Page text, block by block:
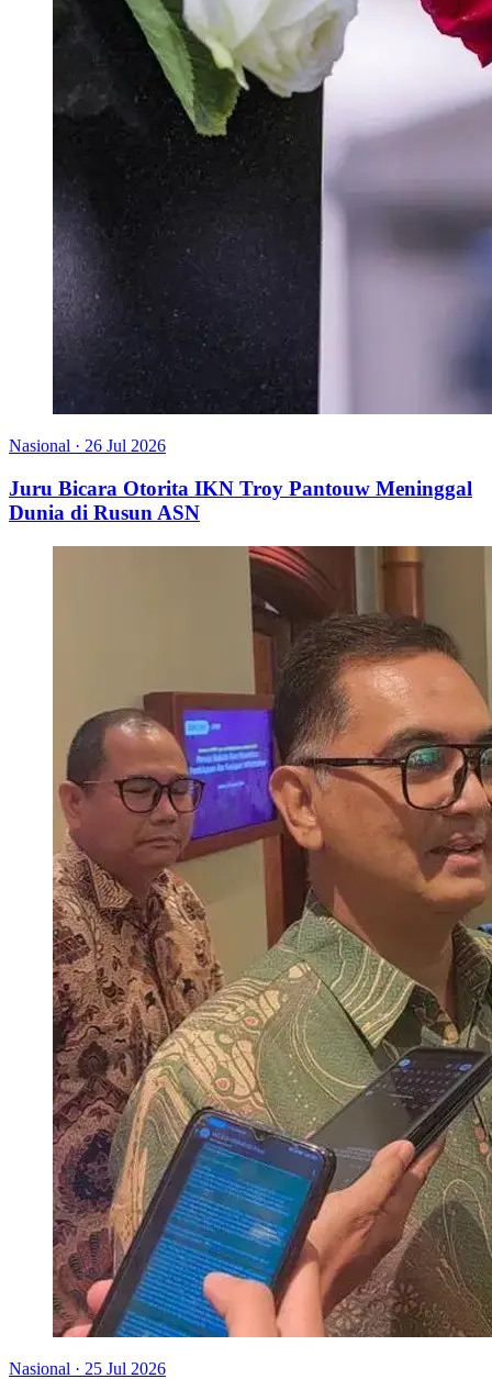
Nasional · 26 Jul 2026
Juru Bicara Otorita IKN Troy Pantouw Meninggal
Dunia di Rusun ASN
Nasional · 25 Jul 2026